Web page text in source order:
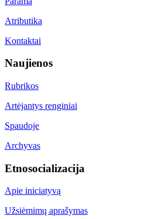
Atributika
Kontaktai
Naujienos
Rubrikos
Artėjantys renginiai
Spaudoje
Archyvas
Etnosocializacija
Apie iniciatyvą
Užsiėmimų aprašymas